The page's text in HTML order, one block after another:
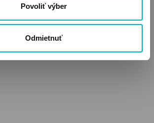
Povoliť výber
Odmietnuť